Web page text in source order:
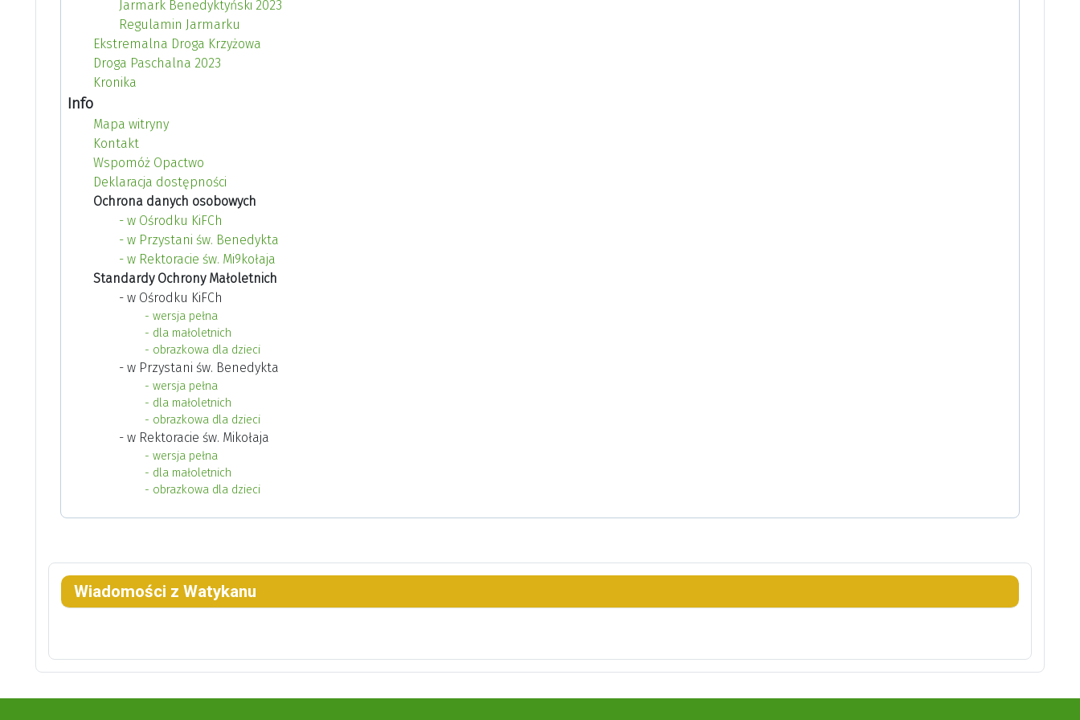
Jarmark Benedyktyński 2023
Regulamin Jarmarku
Ekstremalna Droga Krzyżowa
Droga Paschalna 2023
Kronika
Info
Mapa witryny
Kontakt
Wspomóż Opactwo
Deklaracja dostępności
Ochrona danych osobowych
- w Ośrodku KiFCh
- w Przystani św. Benedykta
- w Rektoracie św. Mi9kołaja
Standardy Ochrony Małoletnich
- w Ośrodku KiFCh
- wersja pełna
- dla małoletnich
- obrazkowa dla dzieci
- w Przystani św. Benedykta
- wersja pełna
- dla małoletnich
- obrazkowa dla dzieci
- w Rektoracie św. Mikołaja
- wersja pełna
- dla małoletnich
- obrazkowa dla dzieci
Wiadomości z Watykanu